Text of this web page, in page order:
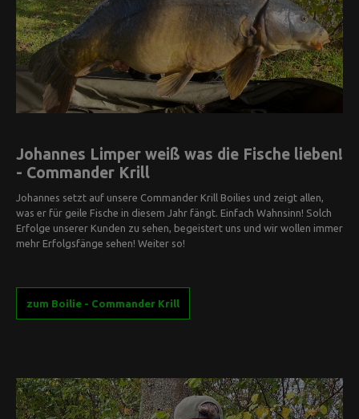
Johannes Limper weiß was die Fische lieben!
- Commander Krill
Johannes setzt auf unsere Commander Krill Boilies und zeigt allen,
was er für geile Fische in diesem Jahr fängt. Einfach Wahnsinn! Solch
Erfolge unserer Kunden zu sehen, begeistert uns und wir wollen immer
mehr Erfolgsfänge sehen! Weiter so!
zum Boilie - Commander Krill